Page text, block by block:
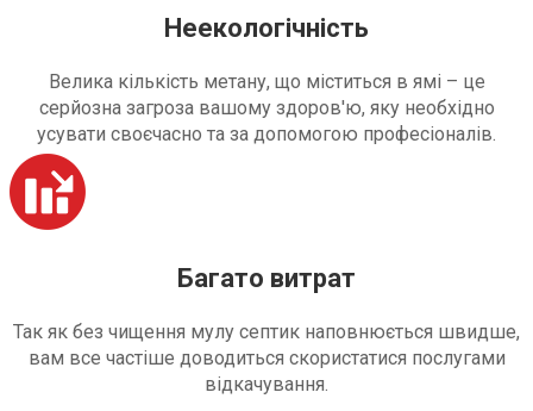
Неекологічність
Велика кількість метану, що міститься в ямі – це
серйозна загроза вашому здоров'ю, яку необхідно
усувати своєчасно та за допомогою професіоналів.
Багато витрат
Так як без чищення мулу септик наповнюється швидше,
вам все частіше доводиться скористатися послугами
відкачування.